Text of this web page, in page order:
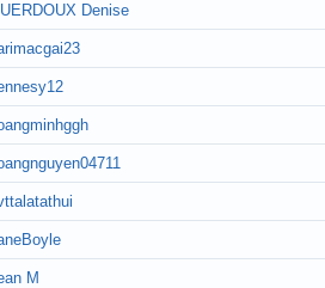
Denise
M